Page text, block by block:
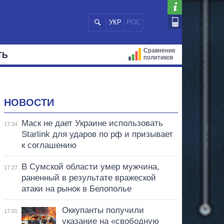
УКР РОС
Сравнение
политиков
НОВОСТИ
17:34
Маск не дает Украине использовать
Starlink для ударов по рф и призывает
к соглашению
17:27
В Сумской области умер мужчина,
раненный в результате вражеской
атаки на рынок в Белополье
17:01
Оккупанты получили
указание на «свободную